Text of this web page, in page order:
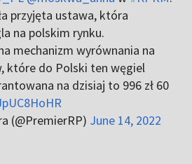
przyjęta ustawa, która
na polskim rynku.
mechanizm wyrównania na
które do Polski ten węgiel
na dzisiaj to 996 zł 60
(@PremierRP) June 14, 2022